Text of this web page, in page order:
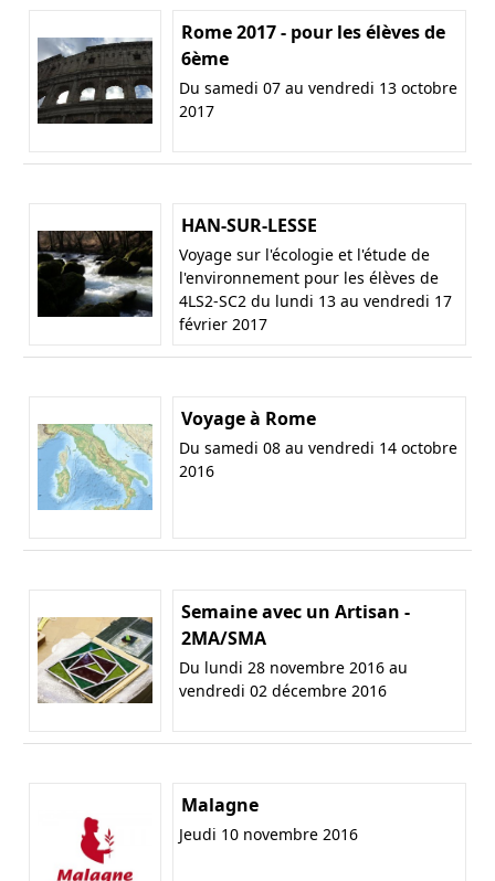
Rome 2017 - pour les élèves de
6ème
Du samedi 07 au vendredi 13 octobre
2017
HAN-SUR-LESSE
Voyage sur l'écologie et l'étude de
l'environnement pour les élèves de
4LS2-SC2 du lundi 13 au vendredi 17
février 2017
Voyage à Rome
Du samedi 08 au vendredi 14 octobre
2016
Semaine avec un Artisan -
2MA/SMA
Du lundi 28 novembre 2016 au
vendredi 02 décembre 2016
Malagne
Jeudi 10 novembre 2016